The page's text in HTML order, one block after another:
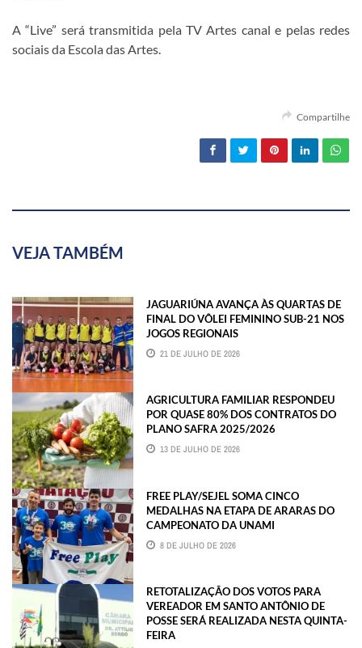
A “Live” será transmitida pela TV Artes canal e pelas redes
sociais da Escola das Artes.
Compartilhe
VEJA TAMBÉM
JAGUARIÚNA AVANÇA ÀS QUARTAS DE
FINAL DO VÔLEI FEMININO SUB-21 NOS
JOGOS REGIONAIS
21 DE JULHO DE 2026
AGRICULTURA FAMILIAR RESPONDEU
POR QUASE 80% DOS CONTRATOS DO
PLANO SAFRA 2025/2026
13 DE JULHO DE 2026
FREE PLAY/SEJEL SOMA CINCO
MEDALHAS NA ETAPA DE ARARAS DO
CAMPEONATO DA UNAMI
8 DE JULHO DE 2026
RETOTALIZAÇÃO DOS VOTOS PARA
VEREADOR EM SANTO ANTÔNIO DE
POSSE SERÁ REALIZADA NESTA QUINTA-
FEIRA